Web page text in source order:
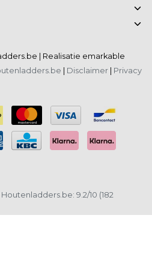
| Realisatie emarkable
Disclaimer
Privacy
9.2/10 (182